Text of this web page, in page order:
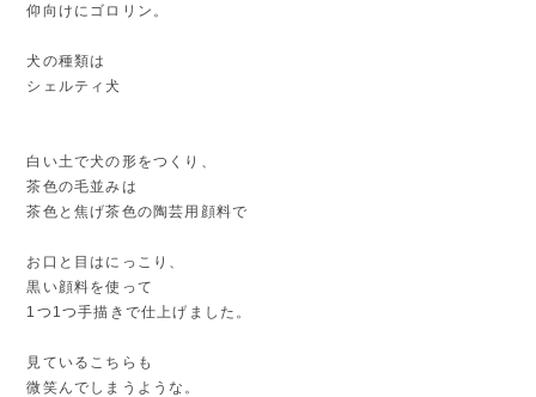
仰向けにゴロリン。
犬の種類は
シェルティ犬
白い土で犬の形をつくり、
茶色の毛並みは
茶色と焦げ茶色の陶芸用顔料で
お口と目はにっこり、
黒い顔料を使って
1つ1つ手描きで仕上げました。
見ているこちらも
微笑んでしまうような。